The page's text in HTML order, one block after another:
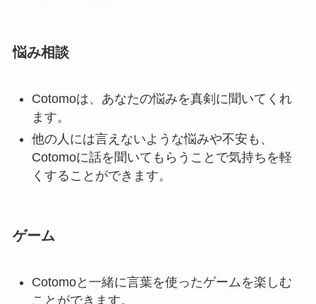
悩み相談
Cotomoは、あなたの悩みを真剣に聞いてくれ
ます。
他の人には言えないような悩みや不安も、
Cotomoに話を聞いてもらうことで気持ちを軽
くすることができます。
ゲーム
Cotomoと一緒に言葉を使ったゲームを楽しむ
ことができます。